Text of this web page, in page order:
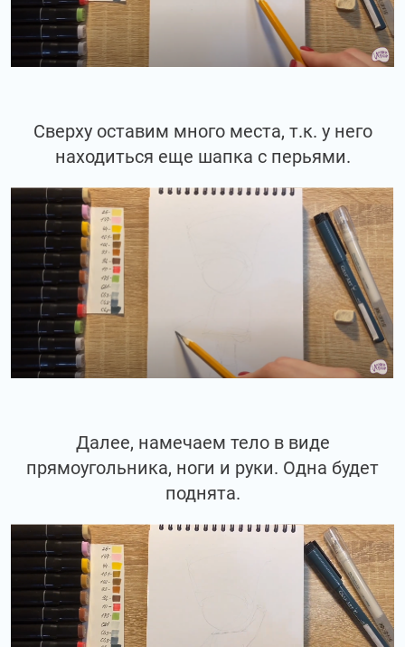
Сверху оставим много места, т.к. у него
находиться еще шапка с перьями.
Далее, намечаем тело в виде
прямоугольника, ноги и руки. Одна будет
поднята.